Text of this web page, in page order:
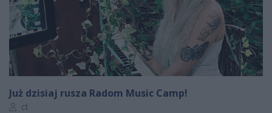
Już dzisiaj rusza Radom Music Camp!
Autor artykułu:
ct